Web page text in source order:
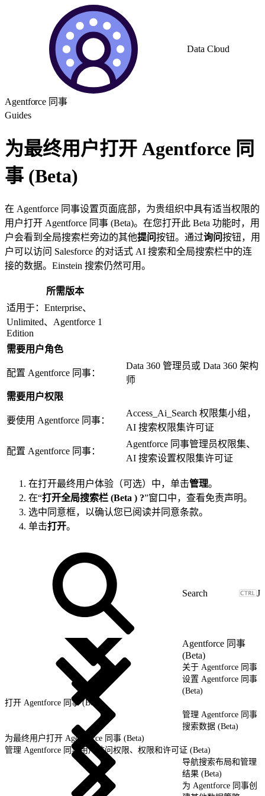
Data Cloud
Agentforce 同事
Guides
为最终用户打开 Agentforce 同
事 (Beta)
在 Agentforce 同事设置页面底部，为贵组织中具有适当权限的
用户打开 Agentforce 同事 (Beta)。在您打开此 Beta 功能时，用
户会看到全局搜索栏旁边的其他提问按钮。通过询问按钮，用
户可以访问 Salesforce 的对话式 AI 搜索和全局搜索栏中的连
接的数据。Einstein 搜索仍然可用。
所需版本
适用于：Enterprise、
Unlimited、Agentforce 1
Edition
需要用户角色
配置 Agentforce 同事：
Data 360 管理员或 Data 360 架构
师
需要用户权限
要使用 Agentforce 同事：
Access_Ai_Search 权限集小组，
AI 搜索权限集许可证
配置 Agentforce 同事：
Agentforce 同事管理员权限集、
AI 搜索设置权限集许可证
在打开最终用户体验（可选）中，单击管理。
在“打开全局搜索栏 (Beta ) ?”窗口中，查看免责声明。
选中同意框，以确认您已阅读并同意条款。
单击打开。
J
Agentforce 同事
(Beta)
关于 Agentforce 同事
设置 Agentforce 同事
(Beta)
打开 Agentforce 同事 (Beta)
管理 Agentforce 同事
搜索数据 (Beta)
为最终用户打开 Agentforce 同事 (Beta)
管理 Agentforce 同事用户访问权限、权限和许可证 (Beta)
导航搜索布局和管理
结果 (Beta)
为 Agentforce 同事创